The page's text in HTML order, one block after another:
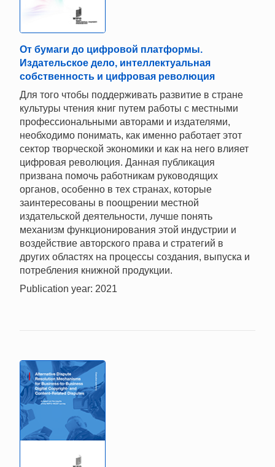
От бумаги до цифровой платформы.
Издательское дело, интеллектуальная
собственность и цифровая революция
Для того чтобы поддерживать развитие в стране
культуры чтения книг путем работы с местными
профессиональными авторами и издателями,
необходимо понимать, как именно работает этот
сектор творческой экономики и как на него влияет
цифровая революция. Данная публикация
призвана помочь работникам руководящих
органов, особенно в тех странах, которые
заинтересованы в поощрении местной
издательской деятельности, лучше понять
механизм функционирования этой индустрии и
воздействие авторского права и стратегий в
других областях на процессы создания, выпуска и
потребления книжной продукции.
Publication year: 2021